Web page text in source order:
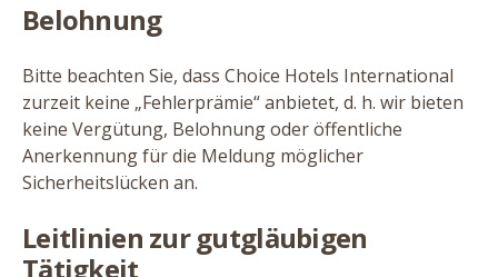
Belohnung
Bitte beachten Sie, dass Choice Hotels International
zurzeit keine „Fehlerprämie“ anbietet, d. h. wir bieten
keine Vergütung, Belohnung oder öffentliche
Anerkennung für die Meldung möglicher
Sicherheitslücken an.
Leitlinien zur gutgläubigen
Tätigkeit